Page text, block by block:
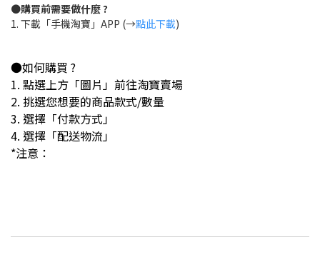
●購買前需要做什麼 ?
1. 下載「手機淘寶」APP (→點此下載)
●如何購買 ?
1. 點選上方「圖片」前往淘寶賣場
2. 挑選您想要的商品款式/數量
3. 選擇「付款方式」
4. 選擇「配送物流」
*注意：